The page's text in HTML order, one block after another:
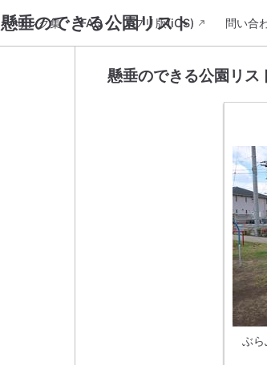
懸垂のできる公園リスト
リンク集 FAQ アプリ版(iOS) 問い合
懸垂のできる公園リス
ぶ